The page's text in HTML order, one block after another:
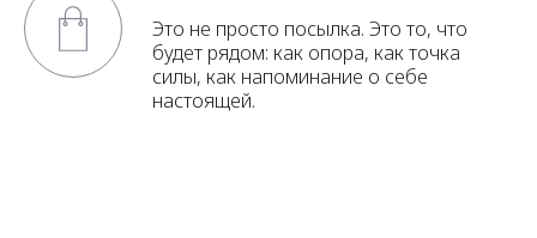
Это не просто посылка. Это то, что
будет рядом: как опора, как точка
силы, как напоминание о себе
настоящей.